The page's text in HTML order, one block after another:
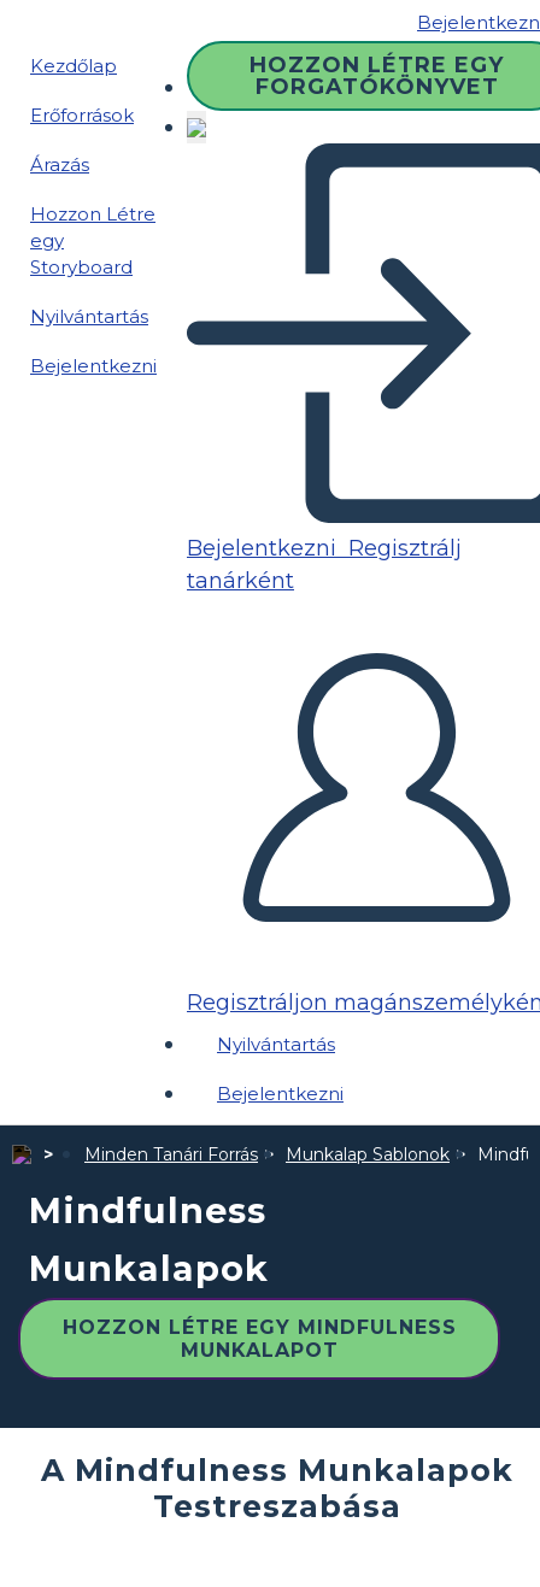
Kezdőlap
Erőforrások
Árazás
Hozzon Létre
egy
Storyboard
Nyilvántartás
Bejelentkezni
HOZZON LÉTRE EGY
FORGATÓKÖNYVET
Bejelentkezni Regisztrálj
tanárként
Regisztráljon
Nyilvántartás
Bejelentkezni
Minden Tanári Forrás Munkalap Sablonok
Mindfulness
Munkalapok
HOZZON LÉTRE EGY MINDFULNESS
MUNKALAPOT
A Mindfulness Munkalapok
Testreszabása